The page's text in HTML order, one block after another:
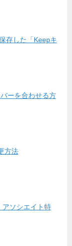
存した「Keepキ
ーを合わせる方
方法
ソシエイト特